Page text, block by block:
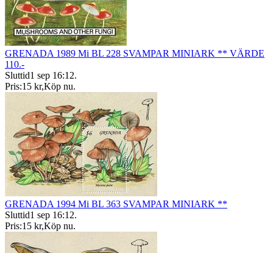
GRENADA 1989 Mi BL 228 SVAMPAR MINIARK ** VÄRDE
110.-
Sluttid1 sep 16:12.
Pris:15 kr,Köp nu.
GRENADA 1994 Mi BL 363 SVAMPAR MINIARK **
Sluttid1 sep 16:12.
Pris:15 kr,Köp nu.